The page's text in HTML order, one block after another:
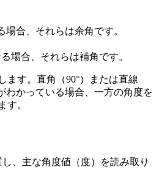
場合、それらは余角です。
場合、それらは補角です。
ます。直角（90°）または直線
わかっている場合、一方の角度を
す。
、主な角度値（度）を読み取り